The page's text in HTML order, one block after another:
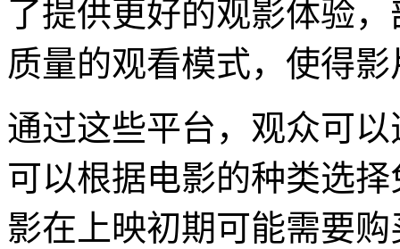
了提供更好的观影体验
质量的观看模式，使得
通过这些平台，观众可
可以根据电影的种类选
影在上映初期可能需要